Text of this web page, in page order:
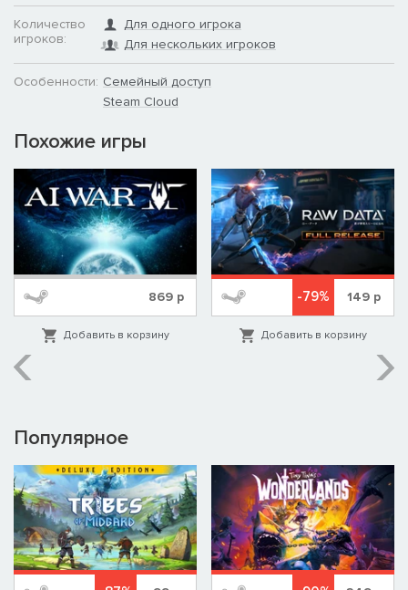
Количество
игроков:
Для одного игрока
Для нескольких игроков
Особенности: Семейный доступ
Steam Cloud
Похожие игры
869 р
Добавить в корзину
-79% 149 р
Добавить в корзину
Популярное